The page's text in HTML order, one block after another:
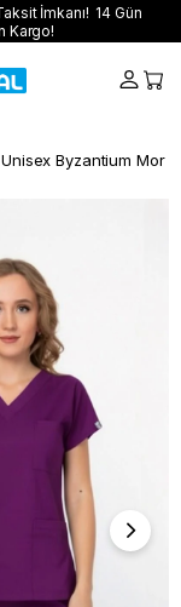
İmkanı! 14 Gün
Kargo!